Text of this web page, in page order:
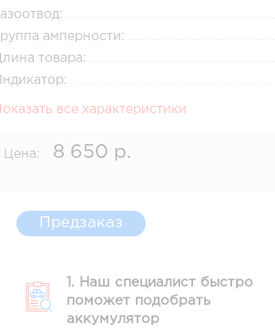
амперности:
товара:
все характеристики
Цена: 8 650 р.
Предзаказ
1. Наш специалист быстро
поможет подобрать
аккумулятор